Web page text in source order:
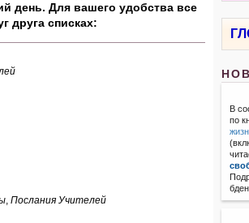
день. Для вашего удобства все
друга списках:
, Послания Учителей
В
по